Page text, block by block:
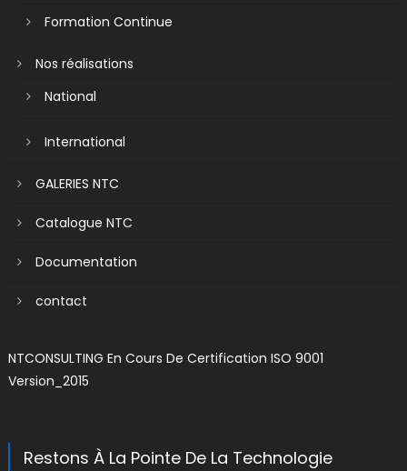
Formation Continue
Nos réalisations
National
International
GALERIES NTC
Catalogue NTC
Documentation
contact
NTCONSULTING En Cours De Certification ISO 9001
Version_2015
Restons À La Pointe De La Technologie